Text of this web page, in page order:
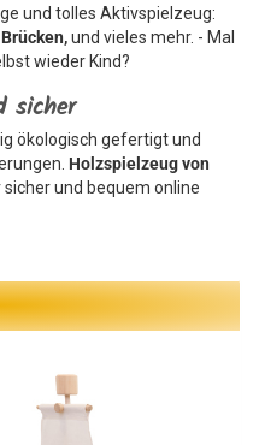
und tolles Aktivspielzeug:
Brücken,und vieles mehr. - Mal
wieder Kind?
sicher
ökologisch gefertigt und
Holzspielzeug von
und bequem online